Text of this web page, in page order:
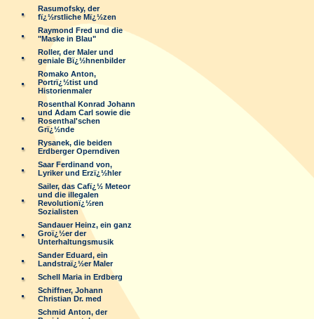
Rasumofsky, der
fï¿½rstliche Mï¿½zen
Raymond Fred und die
"Maske in Blau"
Roller, der Maler und
geniale Bï¿½hnenbilder
Romako Anton,
Portrï¿½tist und
Historienmaler
Rosenthal Konrad Johann
und Adam Carl sowie die
Rosenthal'schen
Grï¿½nde
Rysanek, die beiden
Erdberger Operndiven
Saar Ferdinand von,
Lyriker und Erzï¿½hler
Sailer, das Cafï¿½ Meteor
und die illegalen
Revolutionï¿½ren
Sozialisten
Sandauer Heinz, ein ganz
Groï¿½er der
Unterhaltungsmusik
Sander Eduard, ein
Landstraï¿½er Maler
Schell Maria in Erdberg
Schiffner, Johann
Christian Dr. med
Schmid Anton, der